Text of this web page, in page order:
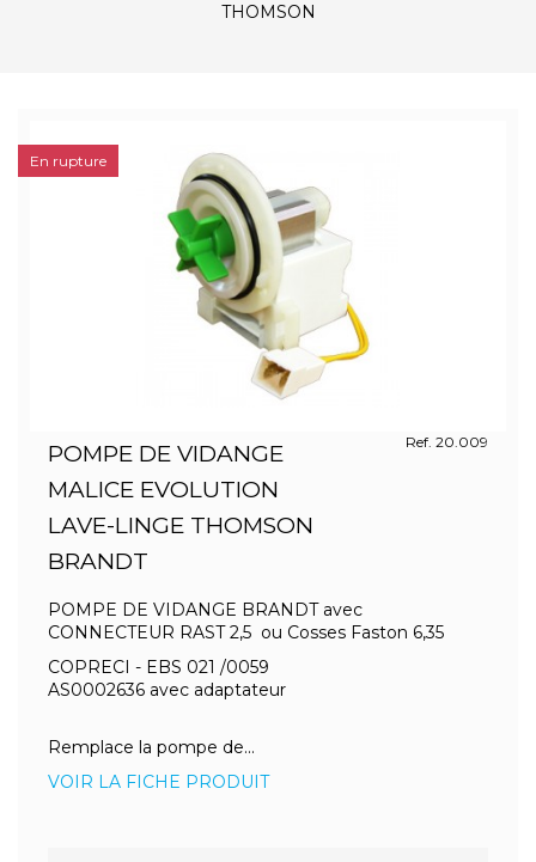
THOMSON
POMPE DE VIDANGE
MALICE EVOLUTION
LAVE-LINGE THOMSON
BRANDT
Ref. 20.009
POMPE DE VIDANGE BRANDT avec
CONNECTEUR RAST 2,5 ou Cosses Faston 6,35
COPRECI - EBS 021 /0059
AS0002636 avec adaptateur
Remplace la pompe de...
VOIR LA FICHE PRODUIT
En rupture